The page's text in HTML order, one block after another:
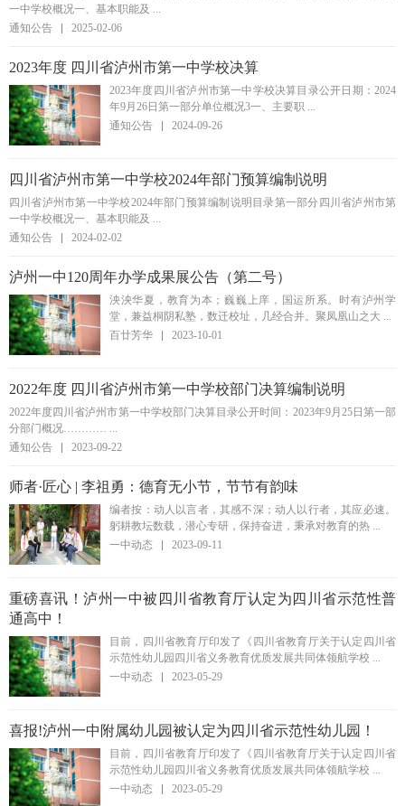
一中学校概况一、基本职能及 ...
通知公告
2025-02-06
2023年度 四川省泸州市第一中学校决算
2023年度四川省泸州市第一中学校决算目录公开日期：2024
年9月26日第一部分单位概况3一、主要职 ...
通知公告
2024-09-26
四川省泸州市第一中学校2024年部门预算编制说明
四川省泸州市第一中学校2024年部门预算编制说明目录第一部分四川省泸州市第
一中学校概况一、基本职能及 ...
通知公告
2024-02-02
泸州一中120周年办学成果展公告（第二号）
泱泱华夏，教育为本；巍巍上庠，国运所系。时有泸州学
堂，兼益桐阴私塾，数迁校址，几经合并。聚凤凰山之大 ...
百廿芳华
2023-10-01
2022年度 四川省泸州市第一中学校部门决算编制说明
2022年度四川省泸州市第一中学校部门决算目录公开时间：2023年9月25日第一部
分部门概况………… ...
通知公告
2023-09-22
师者·匠心 | 李祖勇：德育无小节，节节有韵味
编者按：动人以言者，其感不深；动人以行者，其应必速。
躬耕教坛数载，潜心专研，保持奋进，秉承对教育的热 ...
一中动态
2023-09-11
重磅喜讯！泸州一中被四川省教育厅认定为四川省示范性普
通高中！
目前，四川省教育厅印发了《四川省教育厅关于认定四川省
示范性幼儿园四川省义务教育优质发展共同体领航学校 ...
一中动态
2023-05-29
喜报!泸州一中附属幼儿园被认定为四川省示范性幼儿园！
目前，四川省教育厅印发了《四川省教育厅关于认定四川省
示范性幼儿园四川省义务教育优质发展共同体领航学校 ...
一中动态
2023-05-29